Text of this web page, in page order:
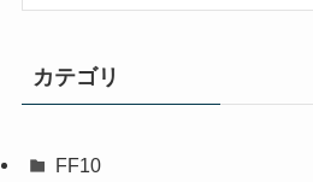
カテゴリ
FF10